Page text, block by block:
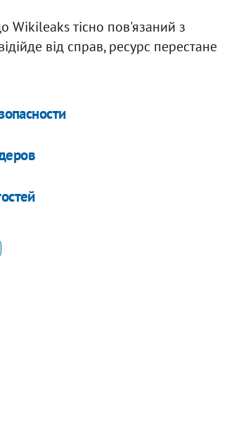
Wikileaks тісно пов'язаний з
від справ, ресурс перестане